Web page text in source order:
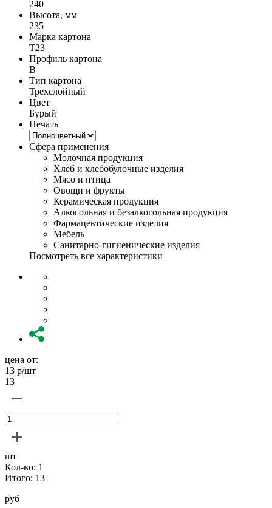
240
Высота, мм
235
Марка картона
Т23
Профиль картона
B
Тип картона
Трехслойный
Цвет
Бурый
Печать
Сфера применения
Молочная продукция
Хлеб и хлебобулочные изделия
Мясо и птица
Овощи и фрукты
Керамическая продукция
Алкогольная и безалкогольная продукция
Фармацевтические изделия
Мебель
Санитарно-гигиенические изделия
Посмотреть все характеристики
цена от:
13 р/шт
13
шт
Кол-во: 1
Итого: 13
руб